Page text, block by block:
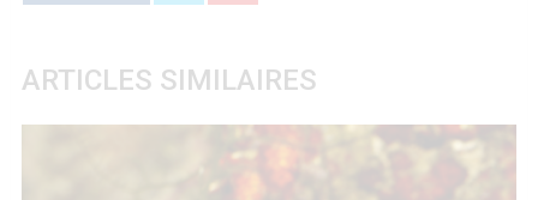
ARTICLES SIMILAIRES